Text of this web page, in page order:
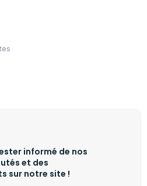
informé de nos
et des
sur notre site !